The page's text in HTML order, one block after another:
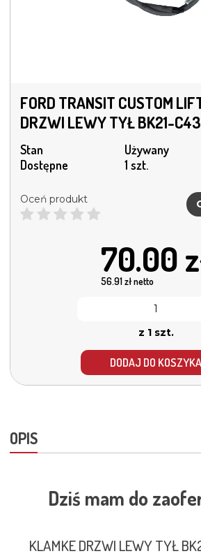
FORD TRANSIT CUSTOM
DRZWI LEWY TYŁ BK21-
Stan
Używany
Dostępne
1 szt.
Oceń produkt
70.00
56.91zł netto
z 1 szt.
DODAJ DO KOSZYKA
OPIS
Dziś mam do
KLAMKE DRZWI LEWY TYŁ